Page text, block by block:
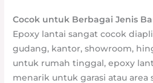
Cocok untuk Berbagai Jenis
Epoxy lantai sangat cocok
gudang, kantor, showroom,
untuk rumah tinggal, epoxy
menarik untuk garasi atau area